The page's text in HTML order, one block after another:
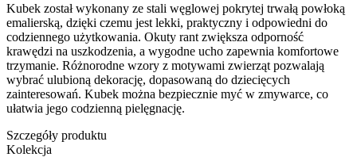
Kubek został wykonany ze stali węglowej pokrytej trwałą powłoką
emalierską, dzięki czemu jest lekki, praktyczny i odpowiedni do
codziennego użytkowania. Okuty rant zwiększa odporność
krawędzi na uszkodzenia, a wygodne ucho zapewnia komfortowe
trzymanie. Różnorodne wzory z motywami zwierząt pozwalają
wybrać ulubioną dekorację, dopasowaną do dziecięcych
zainteresowań. Kubek można bezpiecznie myć w zmywarce, co
ułatwia jego codzienną pielęgnację.
Szczegóły produktu
Kolekcja